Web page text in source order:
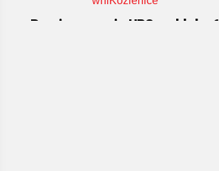
Pomieszczenia UPS na bloku 6